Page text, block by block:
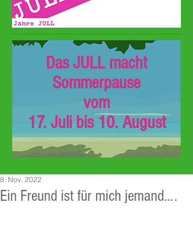
Das JULL macht
Sommerpause
vom
17. Juli bis 10. August
Ein Freund ist für mich jemand….
8. Nov. 2022